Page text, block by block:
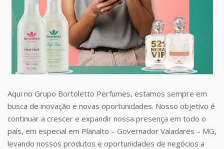
Aqui no Grupo Bortoletto Perfumes, estamos sempre em
busca de inovação e novas oportunidades. Nosso objetivo é
continuar a crescer e expandir nossa presença em todo o
país, em especial em Planalto – Governador Valadares – MG,
levando nossos produtos e oportunidades de negócios a